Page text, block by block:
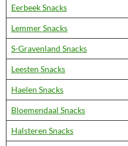
Eerbeek Snacks
Lemmer Snacks
S-Gravenland Snacks
Leesten Snacks
Haelen Snacks
Bloemendaal Snacks
Halsteren Snacks